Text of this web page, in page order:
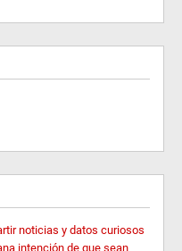
noticias y datos curiosos
intención de que sean